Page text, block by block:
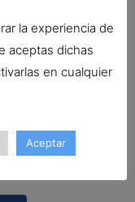
y web en
vez que
la experiencia de
aceptas dichas
en cualquier
Aceptar